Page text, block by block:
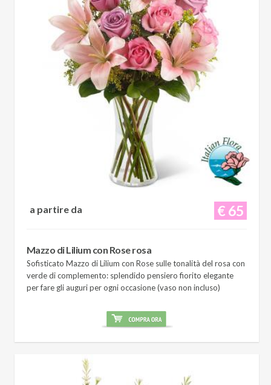
€ 65
a partire da
Mazzo di Lilium con Rose rosa
Sofisticato Mazzo di Lilium con Rose sulle tonalità del rosa con
verde di complemento: splendido pensiero fiorito elegante
per fare gli auguri per ogni occasione (vaso non incluso)